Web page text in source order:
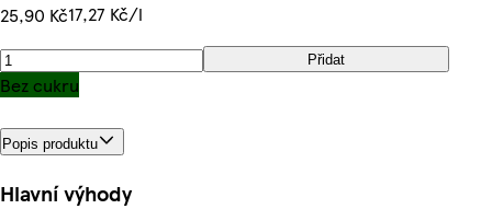
25,90 Kč17,27 Kč/l
Přidat
Bez cukru
Popis produktu
Hlavní výhody